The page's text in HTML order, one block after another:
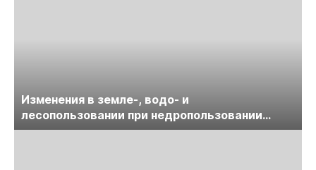
Изменения в земле-, водо- и
лесопользовании при недропользовании
обсудят на семинаре «ПравоТЭК»